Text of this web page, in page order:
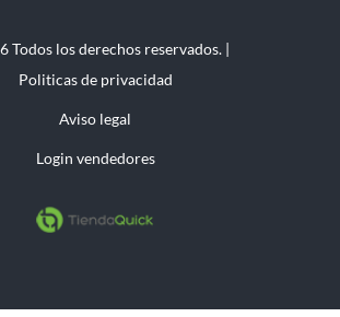
Todos los derechos reservados. |
Politicas de privacidad
Aviso legal
Login vendedores